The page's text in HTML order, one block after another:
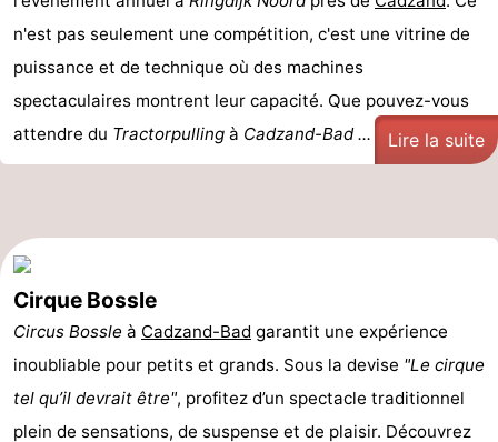
n'est pas seulement une compétition, c'est une vitrine de
puissance et de technique où des machines
spectaculaires montrent leur capacité. Que pouvez-vous
attendre du Tractorpulling à Cadzand-Bad ... Lire la suite
Cirque Bossle
Circus Bossle à Cadzand-Bad garantit une expérience
inoubliable pour petits et grands. Sous la devise "Le cirque
tel qu’il devrait être", profitez d’un spectacle traditionnel
plein de sensations, de suspense et de plaisir. Découvrez